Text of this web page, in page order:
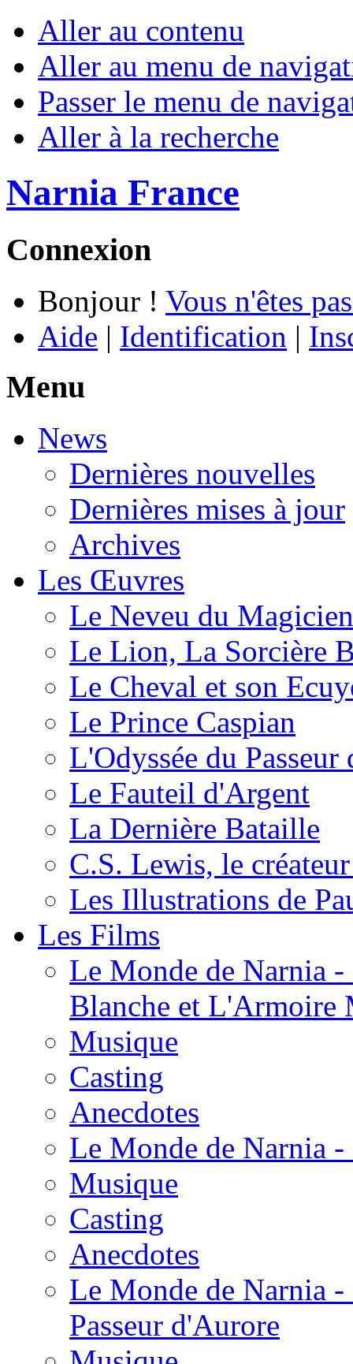
Aller au contenu
Aller au menu de
Passer le menu de
Aller à la recherche
Narnia France
Connexion
Bonjour ! Vous n'êtes
Aide | Identification |
Menu
News
Dernières nouvelles
Dernières mises à jour
Archives
Les Œuvres
Le Neveu du Magicien
Le Lion, La Sorcière
Le Cheval et son
Le Prince Caspian
L'Odyssée du
Le Fauteil d'Argent
La Dernière Bataille
C.S. Lewis, le
Les Illustrations de
Les Films
Le Monde de Narnia
Blanche et L'Armoire
Musique
Casting
Anecdotes
Le Monde de Narnia
Musique
Casting
Anecdotes
Le Monde de Narnia
Passeur d'Aurore